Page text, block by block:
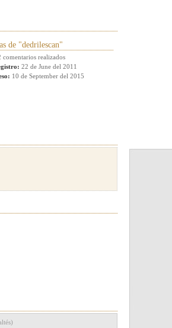
de "dedrilescan"
comentarios realizados
22 de June del 2011
10 de September del 2015